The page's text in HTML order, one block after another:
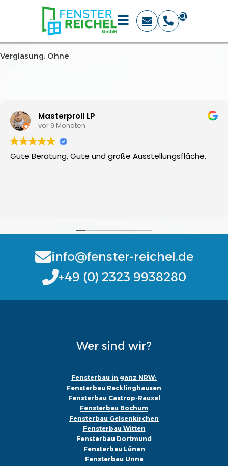
Verglasung: Ohne
Masterproll LP
vor 9 Monaten
Gute Beratung, Gute und große Ausstellungsfläche.
info@fenster-reichel.de
+49 (0) 2323 9938280
Wer sind wir?
Fensterbau in ganz NRW:
Fensterbau Recklinghausen
Fensterbau Castrop-Rauxel
Fensterbau Bochum
Fensterbau Gelsenkirchen
Fensterbau Witten
Fensterbau Dortmund
Fensterbau Lünen
Fensterbau Unna